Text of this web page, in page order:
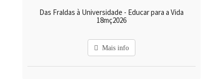
Das Fraldas à Universidade - Educar para a Vida
18mç2026
Mais info